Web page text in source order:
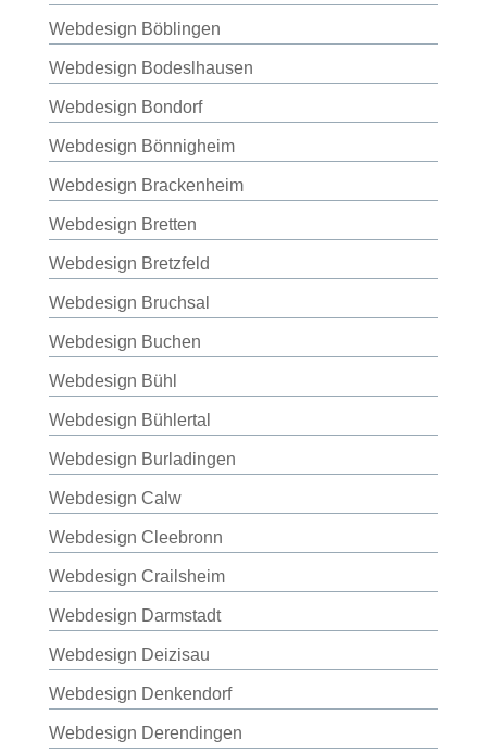
Webdesign Böblingen
Webdesign Bodeslhausen
Webdesign Bondorf
Webdesign Bönnigheim
Webdesign Brackenheim
Webdesign Bretten
Webdesign Bretzfeld
Webdesign Bruchsal
Webdesign Buchen
Webdesign Bühl
Webdesign Bühlertal
Webdesign Burladingen
Webdesign Calw
Webdesign Cleebronn
Webdesign Crailsheim
Webdesign Darmstadt
Webdesign Deizisau
Webdesign Denkendorf
Webdesign Derendingen